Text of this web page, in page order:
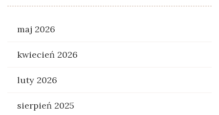
maj 2026
kwiecień 2026
luty 2026
sierpień 2025